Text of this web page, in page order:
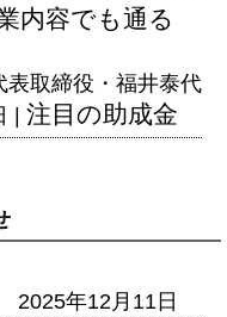
内容でも通る
表取締役・福井泰代
| 注目の助成金
2025年12月11日